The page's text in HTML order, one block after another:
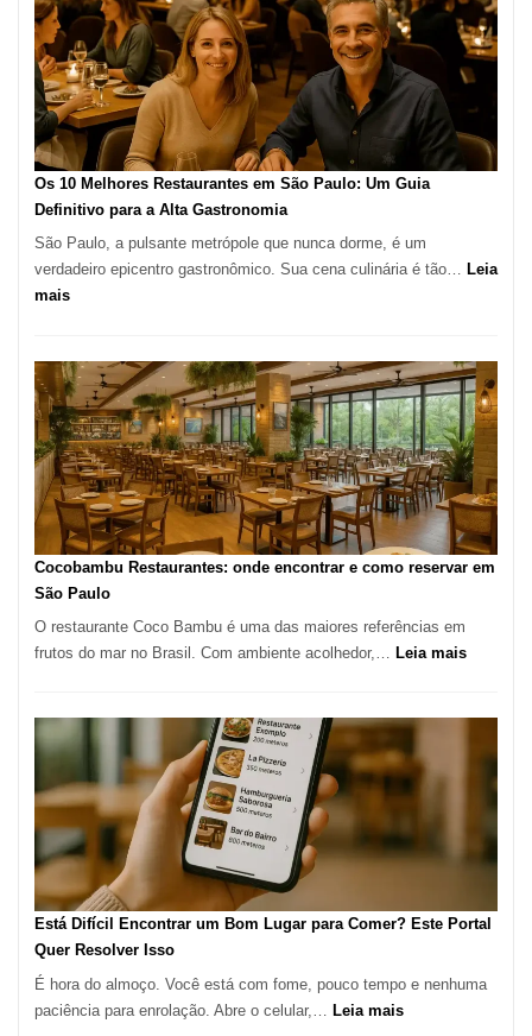
tradição
em
pizza
artesanal
forno
à
Vila
da
Os 10 Melhores Restaurantes em São Paulo: Um Guia
Definitivo para a Alta Gastronomia
São Paulo, a pulsante metrópole que nunca dorme, é um
verdadeiro epicentro gastronômico. Sua cena culinária é tão… Leia
mais:
Melhores
Restaurantes
em
São
Paulo:
Um
Guia
Definitivo
Alta
Gastronomia
Cocobambu Restaurantes: onde encontrar e como reservar em
São Paulo
O restaurante Coco Bambu é uma das maiores referências em
frutos do mar no Brasil. Com ambiente acolhedor,… Leia mais:
como
reservar
em
Paulo
Está Difícil Encontrar um Bom Lugar para Comer? Este Portal
Quer Resolver Isso
É hora do almoço. Você está com fome, pouco tempo e nenhuma
paciência para enrolação. Abre o celular,…
Leia mais: